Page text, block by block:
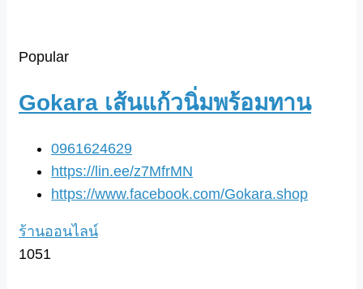
Popular
Gokara เส้นแก้วนิ่มพร้อมทาน
0961624629
https://lin.ee/z7MfrMN
https://www.facebook.com/Gokara.shop
ร้านออนไลน์
1051